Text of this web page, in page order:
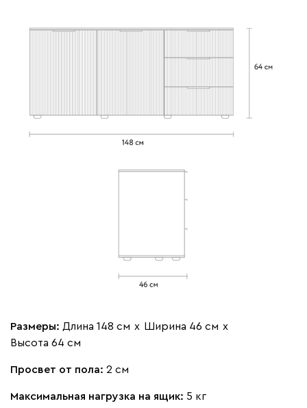
Размеры: Длина 148 см х Ширина 46 см х
Высота 64 см
Просвет от пола: 2 см
Максимальная нагрузка на ящик: 5 кг